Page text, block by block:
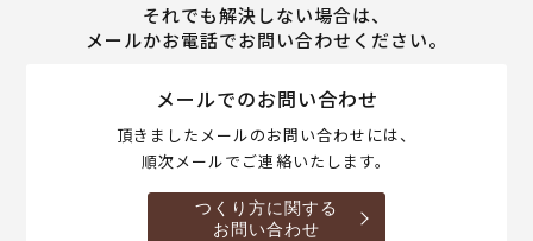
それでも解決しない場合は、
メールかお電話でお問い合わせください。
メールでのお問い合わせ
頂きましたメールのお問い合わせには、
順次メールでご連絡いたします。
つくり方に関する
お問い合わせ